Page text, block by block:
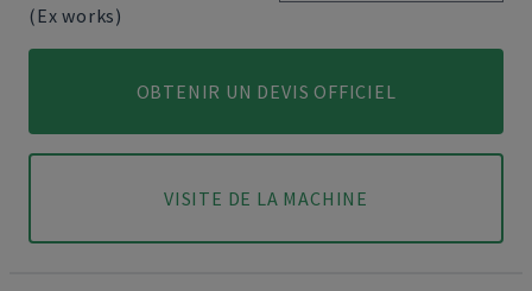
(Ex works)
OBTENIR UN DEVIS OFFICIEL
VISITE DE LA MACHINE